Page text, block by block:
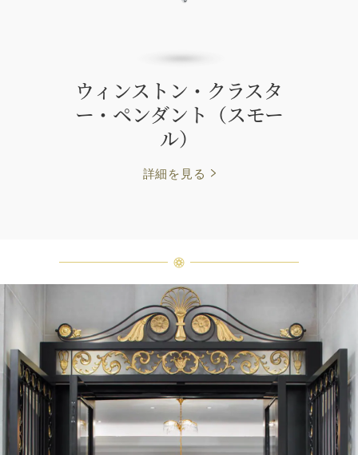
ウィンストン・クラスタ
ー・ペンダント（スモー
ル）
詳細を見る